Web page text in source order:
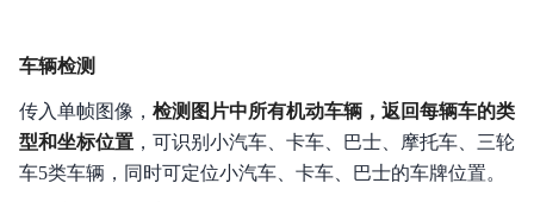
车辆检测
传入单帧图像， 检测图片中所有机动车辆，返回每辆车的类
型和坐标位置 ，可识别小汽车、卡车、巴士、摩托车、三轮
车5类车辆，同时可定位小汽车、卡车、巴士的车牌位置。